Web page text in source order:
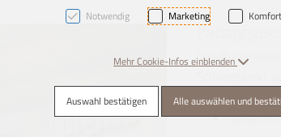
Das
Notwendig Marketing Komfort
Mehr Cookie-Infos einblenden
Auswahl bestätigen Alle auswählen und